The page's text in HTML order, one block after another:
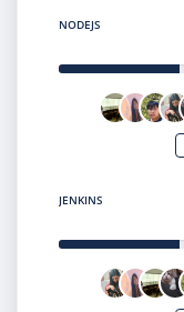
NODEJS
JENKINS